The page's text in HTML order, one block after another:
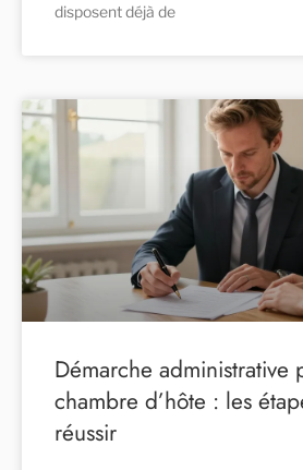
disposent déjà de
Démarche administrative
chambre d’hôte : les
réussir